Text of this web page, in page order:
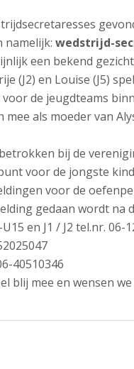
namelijk: wedstrijd-
een bekend
(J2) en Louise (J5)
de jeugdteams
als moeder van
bij de
voor de jongste
voor de
gedaan wordt
en J1 / J2 tel.nr. 06-
40510346
blij mee en wensen